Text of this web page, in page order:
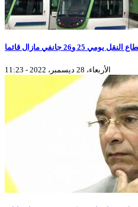
و26 جانفي مازال قائما
الأربعاء، 28 ديسمبر، 2022 - 11:23